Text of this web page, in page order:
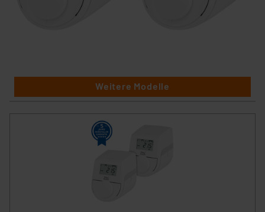
Weitere Modelle